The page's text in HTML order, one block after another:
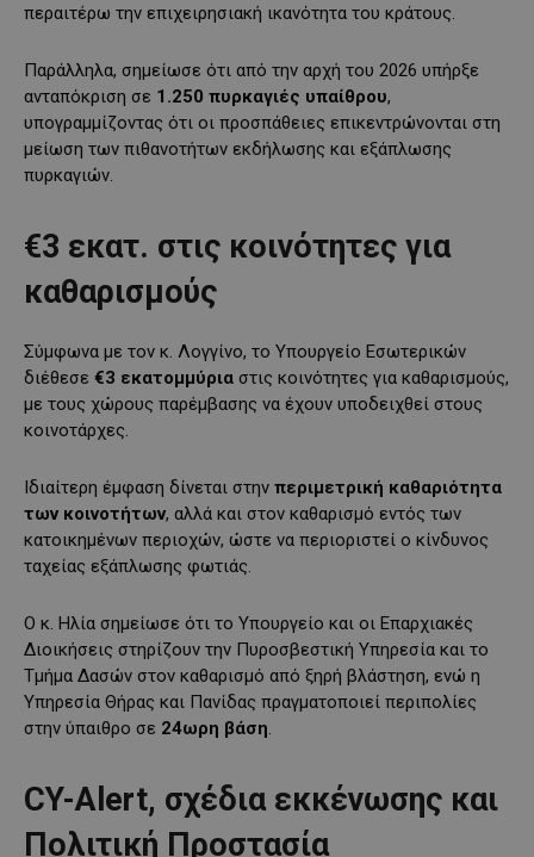
περαιτέρω την επιχειρησιακή ικανότητα του κράτους.
Παράλληλα, σημείωσε ότι από την αρχή του 2026 υπήρξε
ανταπόκριση σε 1.250 πυρκαγιές υπαίθρου,
υπογραμμίζοντας ότι οι προσπάθειες επικεντρώνονται στη
μείωση των πιθανοτήτων εκδήλωσης και εξάπλωσης
πυρκαγιών.
€3 εκατ. στις κοινότητες για
καθαρισμούς
Σύμφωνα με τον κ. Λογγίνο, το Υπουργείο Εσωτερικών
διέθεσε €3 εκατομμύρια στις κοινότητες για καθαρισμούς,
με τους χώρους παρέμβασης να έχουν υποδειχθεί στους
κοινοτάρχες.
Ιδιαίτερη έμφαση δίνεται στην περιμετρική καθαριότητα
των κοινοτήτων, αλλά και στον καθαρισμό εντός των
κατοικημένων περιοχών, ώστε να περιοριστεί ο κίνδυνος
ταχείας εξάπλωσης φωτιάς.
Ο κ. Ηλία σημείωσε ότι το Υπουργείο και οι Επαρχιακές
Διοικήσεις στηρίζουν την Πυροσβεστική Υπηρεσία και το
Τμήμα Δασών στον καθαρισμό από ξηρή βλάστηση, ενώ η
Υπηρεσία Θήρας και Πανίδας πραγματοποιεί περιπολίες
στην ύπαιθρο σε 24ωρη βάση.
CY-Alert, σχέδια εκκένωσης και
Πολιτική Προστασία